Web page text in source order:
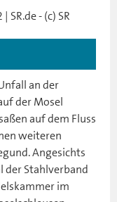
- (c) SR
an der
der Mosel
auf dem Fluss
weiteren
Angesichts
der Stahlverband
im